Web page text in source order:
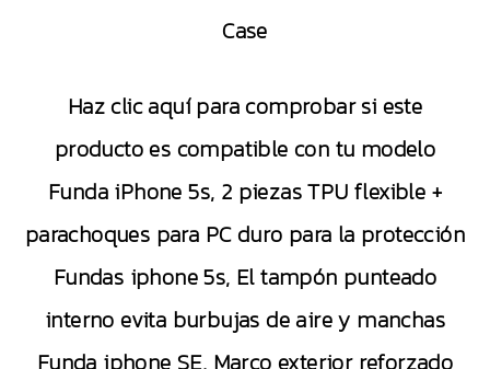
Case
Haz clic aquí para comprobar si este
producto es compatible con tu modelo
Funda iPhone 5s, 2 piezas TPU flexible +
parachoques para PC duro para la protección
Fundas iphone 5s, El tampón punteado
interno evita burbujas de aire y manchas